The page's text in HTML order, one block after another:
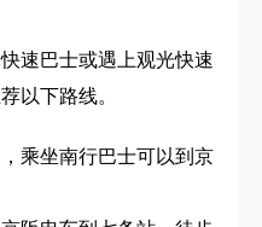
速巴士或遇上观光快速
以下路线。
乘坐南行巴士可以到京